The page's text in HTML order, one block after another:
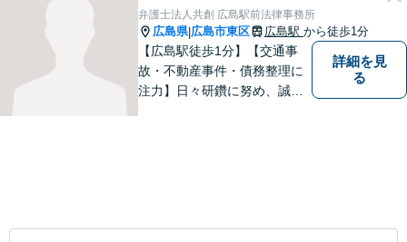
う、依頼者一人ひとりに寄り
添い、解決へ導きます。
弁護士法人共創 広島駅前法律事務所
広島県|広島市東区 広島駅 から徒歩1分
【広島駅徒歩1分】【交通事
故・不動産事件・債務整理に
注力】日々研鑽に努め、誠実
詳細を見
る